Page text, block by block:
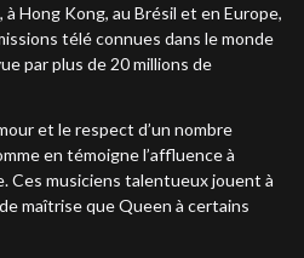
Hong Kong, au Brésil et en Europe,
télé connues dans le monde
par plus de 20 millions de
et le respect d’un nombre
en témoigne l’affluence à
Ces musiciens talentueux jouent à
maîtrise que Queen à certains